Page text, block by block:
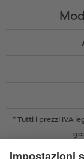
* Tutti i prezzi IVA